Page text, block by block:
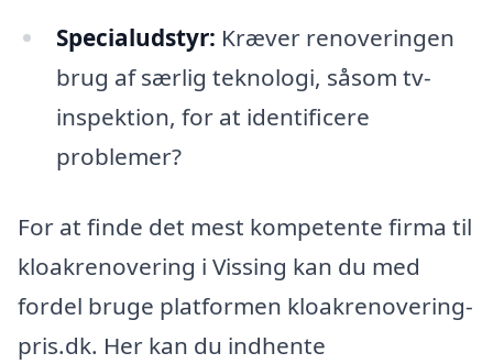
Specialudstyr: Kræver renoveringen
brug af særlig teknologi, såsom tv-
inspektion, for at identificere
problemer?
For at finde det mest kompetente firma til
kloakrenovering i Vissing kan du med
fordel bruge platformen kloakrenovering-
pris.dk. Her kan du indhente